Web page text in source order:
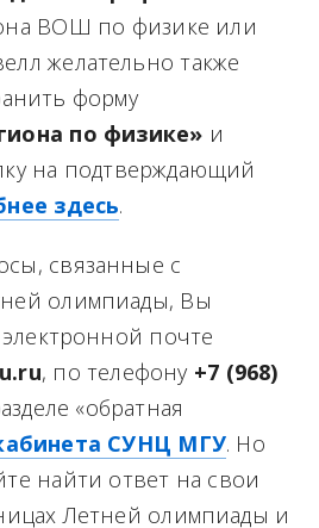
ВОШ по физике или
желательно также
форму
по физике» и
на подтверждающий
здесь.
связанные с
олимпиады, Вы
почте
, по телефону +7 (968)
«обратная
СУНЦ МГУ. Но
найти ответ на свои
Летней олимпиады и